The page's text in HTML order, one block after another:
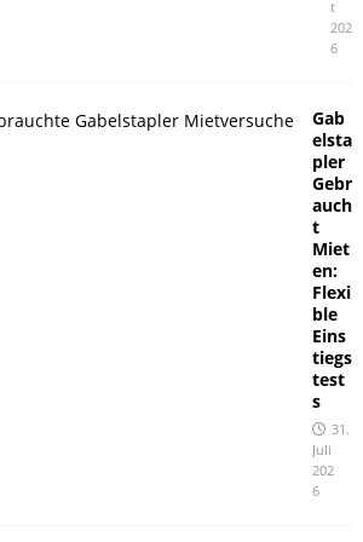
t
202
6
Gab
elsta
pler
Gebr
auch
t
Miet
en:
Flexi
ble
Eins
tiegs
test
s
31.
Juli
202
6